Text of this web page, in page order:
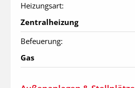
Heizungsart:
Zentralheizung
Befeuerung:
Gas